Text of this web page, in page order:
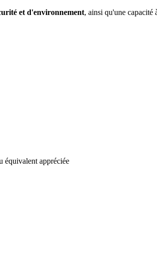
et d'environnement, ainsi qu'une capacité
équivalent appréciée